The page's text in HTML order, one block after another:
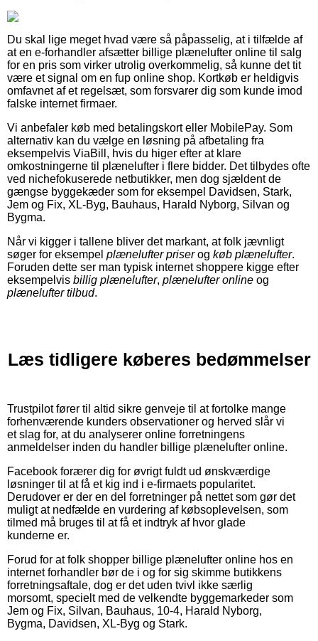
Du skal lige meget hvad være så påpasselig, at i tilfælde af
at en e-forhandler afsætter billige plænelufter online til salg
for en pris som virker utrolig overkommelig, så kunne det tit
være et signal om en fup online shop. Kortkøb er heldigvis
omfavnet af et regelsæt, som forsvarer dig som kunde imod
falske internet firmaer.
Vi anbefaler køb med betalingskort eller MobilePay. Som
alternativ kan du vælge en løsning på afbetaling fra
eksempelvis ViaBill, hvis du higer efter at klare
omkostningerne til plænelufter i flere bidder. Det tilbydes ofte
ved nichefokuserede netbutikker, men dog sjældent de
gængse byggekæder som for eksempel Davidsen, Stark,
Jem og Fix, XL-Byg, Bauhaus, Harald Nyborg, Silvan og
Bygma.
Når vi kigger i tallene bliver det markant, at folk jævnligt
søger for eksempel plænelufter priserog køb plænelufter.
Foruden dette ser man typisk internet shoppere kigge efter
eksempelvis billig plænelufter, plænelufter online og
plænelufter tilbud.
Læs tidligere køberes bedømmelser
Trustpilot fører til altid sikre genveje til at fortolke mange
forhenværende kunders observationer og herved slår vi
et slag for, at du analyserer online forretningens
anmeldelser inden du handler billige plænelufter online.
Facebook forærer dig for øvrigt fuldt ud ønskværdige
løsninger til at få et kig ind i e-firmaets popularitet.
Derudover er der en del forretninger på nettet som gør det
muligt at nedfælde en vurdering af købsoplevelsen, som
tilmed må bruges til at få et indtryk af hvor glade
kunderne er.
Forud for at folk shopper billige plænelufter online hos en
internet forhandler bør de i og for sig skimme butikkens
forretningsaftale, dog er det uden tvivl ikke særlig
morsomt, specielt med de velkendte byggemarkeder som
Jem og Fix, Silvan, Bauhaus, 10-4, Harald Nyborg,
Bygma, Davidsen, XL-Byg og Stark.